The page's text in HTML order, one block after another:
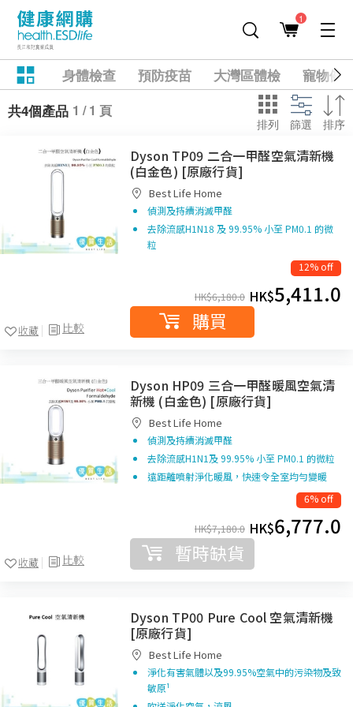
1
身體檢查 預防疫苗 大灣區體檢
寵物健
共4個產品 1 / 1 頁
排列 篩選 排序
比較
收藏
Dyson TP09 二合一甲醛空氣清新機
(白金色) [原廠行貨]
Best Life Home
偵測及持續消滅甲醛
去除流感H1N18 及 99.95% 小至 PM0.1 的微
粒
12% off
HK$6,180.0 HK$5,411.0
購買
比較
收藏
Dyson HP09 三合一甲醛暖風空氣清
新機 (白金色) [原廠行貨]
Best Life Home
偵測及持續消滅甲醛
去除流感H1N1及 99.95% 小至 PM0.1 的微粒
遠距離噴射淨化暖風，快速令全室均勻變暖
6% off
HK$7,180.0 HK$6,777.0
暫時缺貨
Dyson TP00 Pure Cool 空氣清新機
[原廠行貨]
Best Life Home
淨化有害氣體以及99.95%空氣中的污染物及致
敏原¹